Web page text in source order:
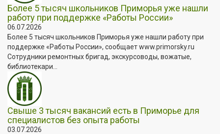
Более 5 тысяч школьников Приморья уже нашли
работу при поддержке «Работы России»
06.07.2026
Более 5 тысяч школьников Приморья уже нашли работу при
поддержке «Работы России», сообщает www.primorsky.ru
Сотрудники ремонтных бригад, экскурсоводы, вожатые,
библиотекари...
Свыше 3 тысяч вакансий есть в Приморье для
специалистов без опыта работы
03.07.2026